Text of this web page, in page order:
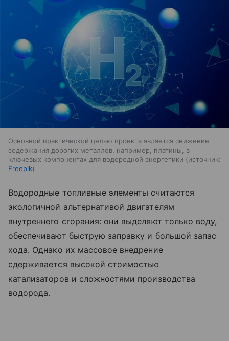
Основной практической целью проекта является снижение
содержания дорогих металлов, например, платины, в
ключевых компонентах для водородной энергетики
источник:
Freepik
Водородные топливные элементы считаются
экологичной альтернативой двигателям
внутреннего сгорания: они выделяют только воду,
обеспечивают быструю заправку и большой запас
хода. Однако их массовое внедрение
сдерживается высокой стоимостью
катализаторов и сложностями производства
водорода.